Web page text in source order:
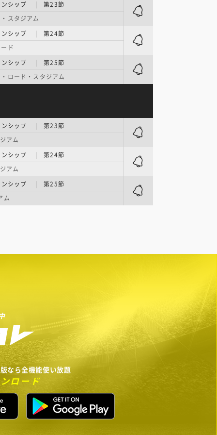
ンシップ | 第23節
スタジアム
ンシップ | 第24節
ド
ンシップ | 第25節
ロード・スタジアム
ンシップ | 第23節
アム
ンシップ | 第24節
アム
ンシップ | 第25節
ム
なら全機能使い放題
ロード